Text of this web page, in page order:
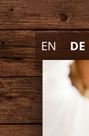
EN DE